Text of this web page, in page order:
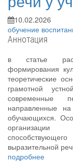
10.02.2026
обучение
Аннотация
в статье
формирования
теоретические
грамотной
современные
направленные на
обучающихся.
организации
выразительной
подробнее